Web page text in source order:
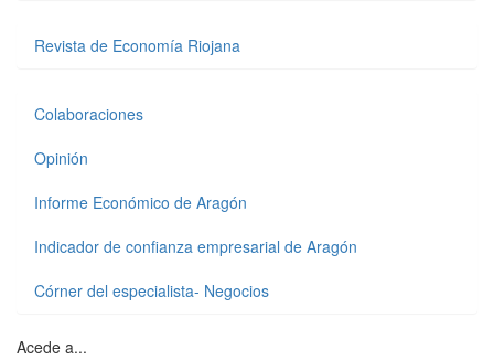
Revista de Economía Riojana
Colaboraciones
Opinión
Informe Económico de Aragón
Indicador de confianza empresarial de Aragón
Córner del especialista- Negocios
Acede a...